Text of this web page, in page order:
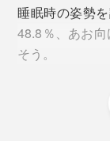
睡眠時の姿勢
48.8％、あお
そう。